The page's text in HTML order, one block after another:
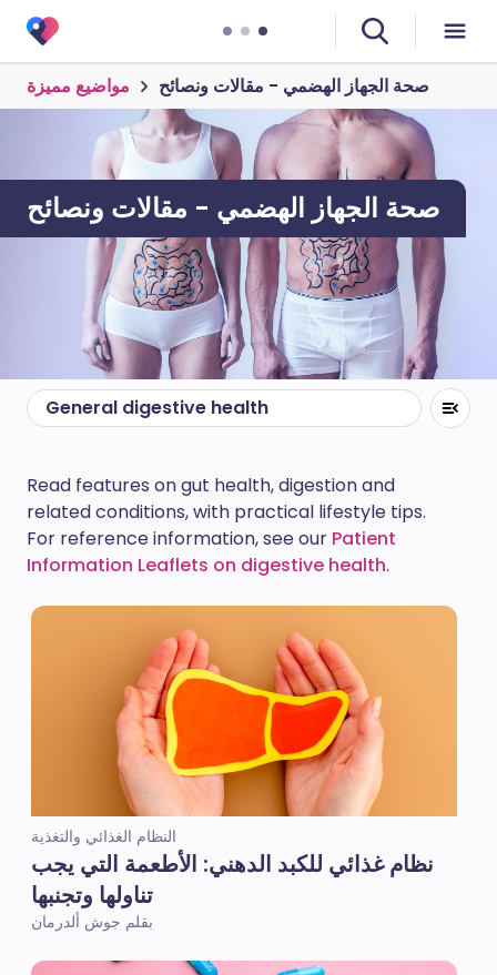
مواضيع مميزة صحة الجهاز الهضمي - مقالات ونصائح
صحة الجهاز الهضمي - مقالات ونصائح
General digestive health
Read features on gut health, digestion and
related conditions, with practical lifestyle tips.
For reference information, see our Patient
Information Leaflets on digestive health.
النظام الغذائي والتغذية
نظام غذائي للكبد الدهني: الأطعمة التي يجب
تناولها وتجنبها
بقلم جوش ألدرمان